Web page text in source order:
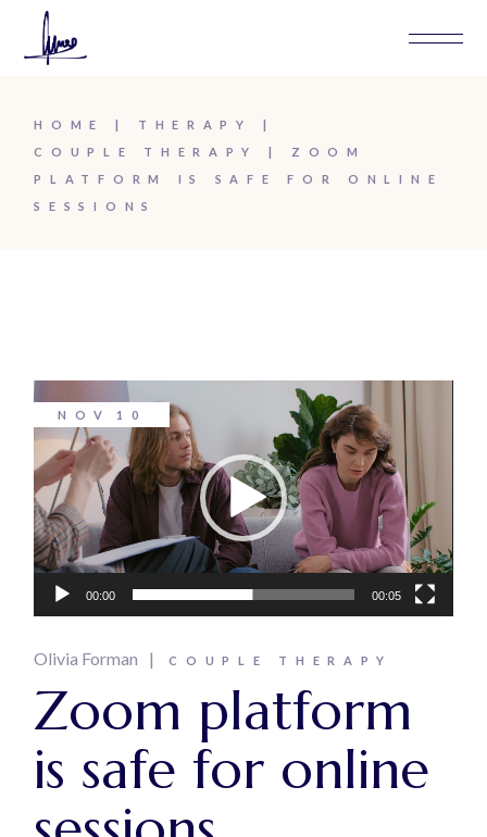
HOME
THERAPY
COUPLE THERAPY
ZOOM
PLATFORM IS SAFE FOR ONLINE
SESSIONS
Video
Player
00:00 00:05
NOV 10
Olivia Forman COUPLE THERAPY
Zoom platform
is safe for online